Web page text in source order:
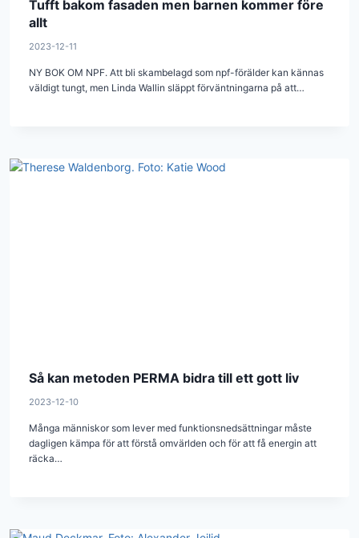
Tufft bakom fasaden men barnen kommer före
allt
2023-12-11
NY BOK OM NPF. Att bli skambelagd som npf-förälder kan kännas
väldigt tungt, men Linda Wallin släppt förväntningarna på att…
Så kan metoden PERMA bidra till ett gott liv
2023-12-10
Många människor som lever med funktionsnedsättningar måste
dagligen kämpa för att förstå omvärlden och för att få energin att
räcka…